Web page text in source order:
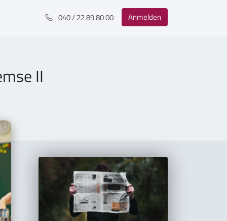
040 / 22 89 80 00 Anmelden
II